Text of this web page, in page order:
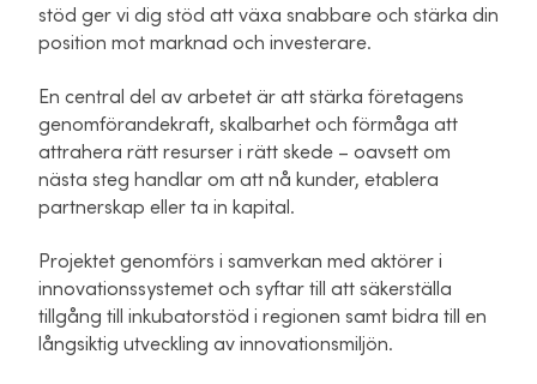
stöd ger vi dig stöd att växa snabbare och stärka din
position mot marknad och investerare.
En central del av arbetet är att stärka företagens
genomförandekraft, skalbarhet och förmåga att
attrahera rätt resurser i rätt skede – oavsett om
nästa steg handlar om att nå kunder, etablera
partnerskap eller ta in kapital.
Projektet genomförs i samverkan med aktörer i
innovationssystemet och syftar till att säkerställa
tillgång till inkubatorstöd i regionen samt bidra till en
långsiktig utveckling av innovationsmiljön.